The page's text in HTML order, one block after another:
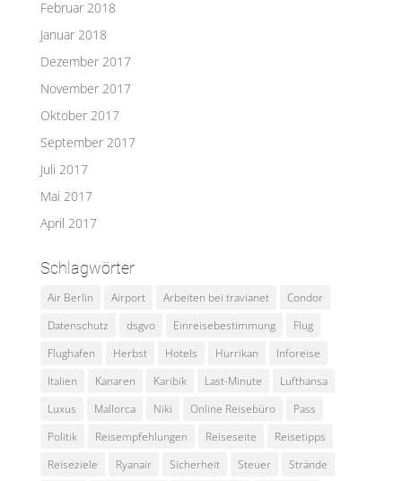
Februar 2018
Januar 2018
Dezember 2017
November 2017
Oktober 2017
September 2017
Juli 2017
Mai 2017
April 2017
Schlagwörter
Air Berlin Airport Arbeiten bei travianet
Condor
Datenschutz
dsgvo Einreisebestimmung
Flug
Flughafen
Herbst Hotels Hurrikan
Inforeise
Italien
Kanaren Karibik Last-Minute
Lufthansa
Luxus
Mallorca Niki Online Reisebüro
Pass
Politik
Reisempfehlungen Reiseseite
Reisetipps
Reiseziele
Ryanair Sicherheit Steuer
Strände